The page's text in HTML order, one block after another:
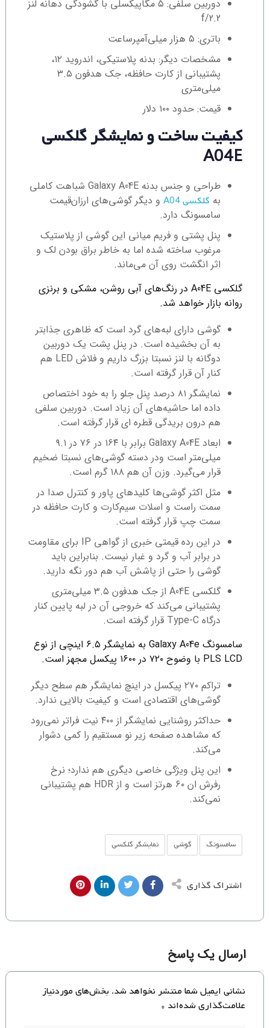
دوربین سلفی: ۵ مگاپیکسلی با گشودگی دهانه لنز
f/2.2
باتری: ۵ هزار میلی‌آمپرساعت
مشخصات دیگر: بدنه پلاستیکی، اندروید ۱۲،
پشتیبانی از کارت حافظه، جک هدفون ۳.۵
میلی‌متری
قیمت: حدود ۱۰۰ دلار
کیفیت ساخت و نمایشگر گلکسی
A04E
طراحی و جنس بدنه Galaxy A04E شباهت کاملی
به گلکسی A04
و دیگر گوشی‌های ارزان‌قیمت
سامسونگ دارد.
پنل پشتی و فریم میانی این گوشی از پلاستیک
مرغوب ساخته شده اما به خاطر براق بودن لک و
اثر انگشت روی آن می‌ماند.
گلکسی A04E در رنگ‌های آبی روشن، مشکی و برنزی
روانه بازار خواهد شد.
گوشی دارای لبه‌های گرد است که ظاهری جذابتر
به آن بخشیده است. در پنل پشت یک دوربین
دوگانه با لنز نسبتا بزرگ داریم و فلاش LED هم
کنار آن قرار گرفته است.
نمایشگر ۸۱ درصد پنل جلو را به خود اختصاص
داده اما حاشیه‌های آن زیاد است. دوربین سلفی
هم درون بریدگی قطره ای قرار گرفته است.
ابعاد Galaxy A04E برابر با ۱۶۴ در ۷۶ در ۹.۱
میلی‌متر است ودر دسته گوشی‌های نسبتا ضخیم
قرار می‌گیرد. وزن آن هم ۱۸۸ گرم است.
مثل اکثر گوشی‌ها کلیدهای پاور و کنترل صدا در
سمت راست و اسلات سیم‌کارت و کارت حافظه در
سمت چپ قرار گرفته است.
در این رده قیمتی خبری از گواهی IP برای مقاومت
در برابر آب و گرد و غبار نیست. بنابراین باید
گوشی را حتی از پاشش آب هم دور نگه دارید.
گلکسی A04E از جک هدفون ۳.۵ میلی‌متری
پشتیبانی می‌کند که خروجی آن در لبه پایین کنار
درگاه Type-C قرار گرفته است.
سامسونگ Galaxy A04e به نمایشگر ۶.۵ اینچی از نوع
PLS LCD با وضوح ۷۲۰ در ۱۶۰۰ پیکسل مجهز است.
تراکم ۲۷۰ پیکسل در اینچ نمایشگر هم سطح دیگر
گوشی‌های اقتصادی است و کیفیت بالایی ندارد.
حداکثر روشنایی نمایشگر از ۴۰۰ نیت فراتر نمی‌رود
که مشاهده صفحه زیر نو مستقیم را کمی دشوار
می‌کند.
این پنل ویژگی خاصی دیگری هم ندارد؛ نرخ
رفرش ان ۶۰ هرتز است و از HDR هم پشتیبانی
نمی‌کند.
سامسونگ گوشی‌ نمایشگر گلکسی
اشتراک گذاری
ارسال یک پاسخ
نشانی ایمیل شما منتشر نخواهد شد. بخش‌های موردنیاز
علامت‌گذاری شده‌اند *